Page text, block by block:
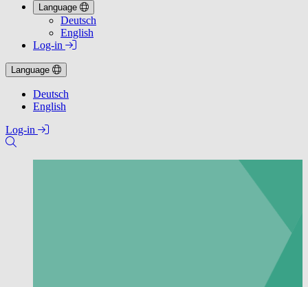
Language
Deutsch
English
Log-in
Language
Deutsch
English
Log-in